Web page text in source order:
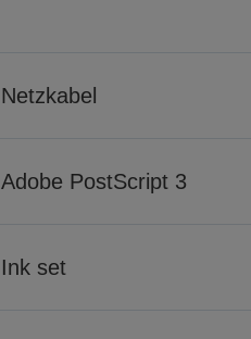
Netzkabel
Adobe PostScript 3
Ink set